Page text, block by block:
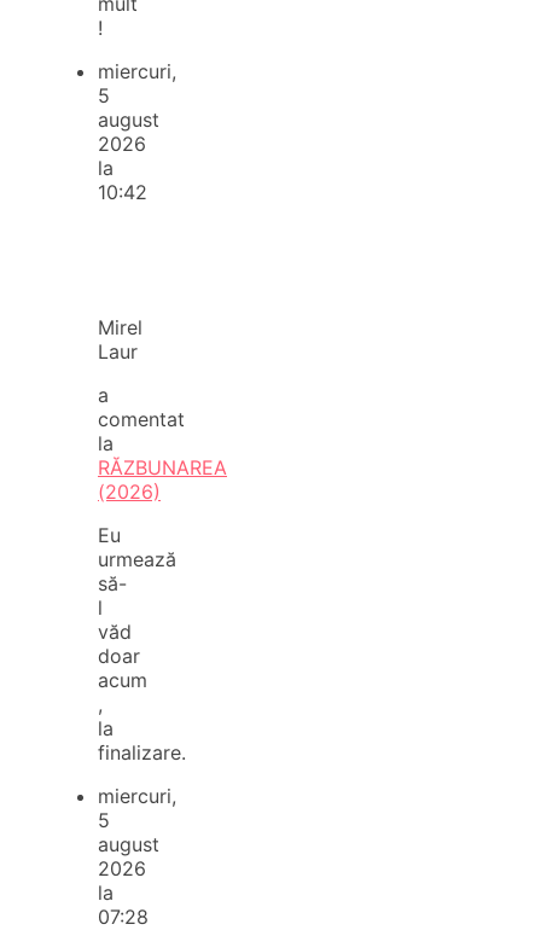
!
miercuri,
5
august
2026
la
10:42
Mirel
Laur
a
comentat
la
RĂZBUNAREA
(2026)
Eu
urmează
să-
l
văd
doar
acum
,
la
finalizare.
miercuri,
5
august
2026
la
07:28